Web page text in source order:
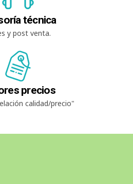
técnica
y post venta.
precios
calidad/precio"